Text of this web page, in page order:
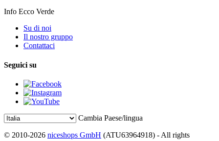
Info Ecco Verde
Su di noi
Il nostro gruppo
Contattaci
Seguici su
Cambia Paese/lingua
© 2010-2026 niceshops GmbH (ATU63964918) - All rights